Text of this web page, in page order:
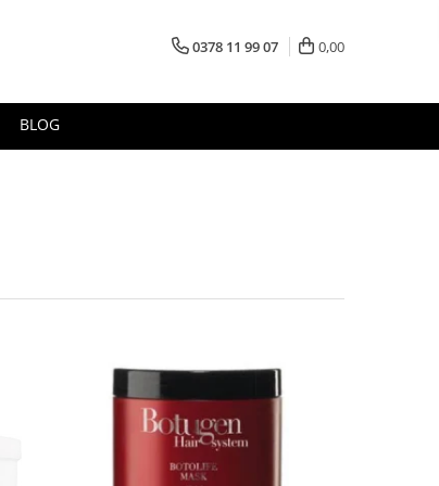
0378 11 99 07 0,00
BLOG